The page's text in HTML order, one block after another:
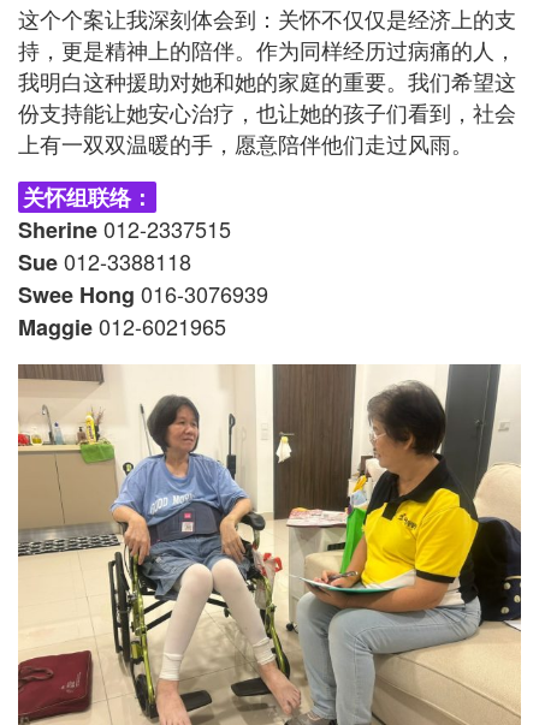
这个个案让我深刻体会到：关怀不仅仅是经济上的支
持，更是精神上的陪伴。作为同样经历过病痛的人，
我明白这种援助对她和她的家庭的重要。我们希望这
份支持能让她安心治疗，也让她的孩子们看到，社会
上有一双双温暖的手，愿意陪伴他们走过风雨。
关怀组联络：
Sherine012-2337515
Sue012-3388118
Swee Hong 016-3076939
Maggie012-6021965